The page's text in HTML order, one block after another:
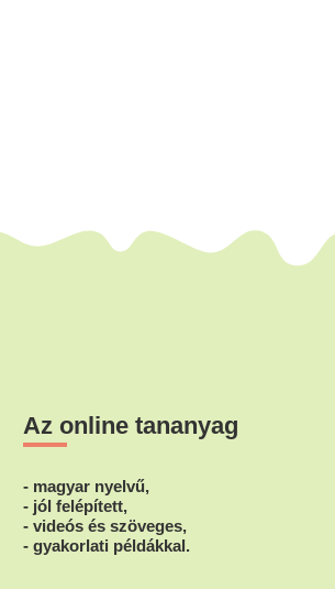
Az online tananyag
- magyar nyelvű,
- jól felépített,
- videós és szöveges,
- gyakorlati példákkal.